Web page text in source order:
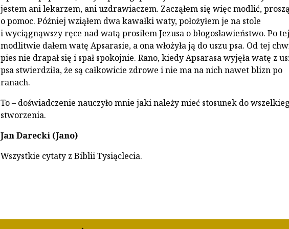
jestem ani lekarzem, ani uzdrawiaczem. Zacząłem się więc modlić,
o pomoc. Później wziąłem dwa kawałki waty, położyłem je na stole
i wyciągnąwszy ręce nad watą prosiłem Jezusa o błogosławieństwo. Po tej
modlitwie dałem watę Apsarasie, a ona włożyła ją do uszu psa. Od tej
pies nie drapał się i spał spokojnie. Rano, kiedy Apsarasa wyjęła watę z
psa stwierdziła, że są całkowicie zdrowe i nie ma na nich nawet blizn po
ranach.
To – doświadczenie nauczyło mnie jaki należy mieć stosunek do
stworzenia.
Jan Darecki (Jano)
Wszystkie cytaty z Biblii Tysiąclecia.